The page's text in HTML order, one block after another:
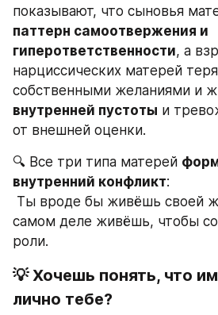
паттерн самоотвержения и
гиперответственности, а
нарциссических матерей
собственными желаниями и
внутренней пустоты и
от внешней оценки.
🔍 Все три типа матерей
внутренний конфликт:
самом деле живёшь, чтобы
роли.
💡 Хочешь понять, что
лично тебе?